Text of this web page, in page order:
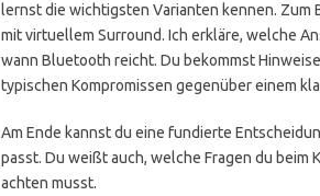
lernst die wichtigsten Varianten kennen.
mit virtuellem Surround. Ich erkläre, welche
wann Bluetooth reicht. Du bekommst
typischen Kompromissen gegenüber einem
Am Ende kannst du eine fundierte
passt. Du weißt auch, welche Fragen du
achten musst.